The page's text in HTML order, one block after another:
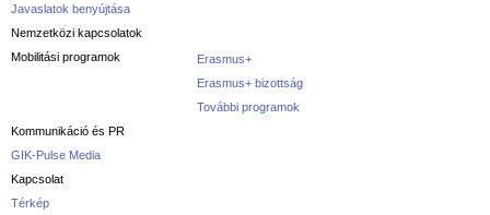
Javaslatok benyújtása
Nemzetközi kapcsolatok
Mobilitási programok
Erasmus+
Erasmus+ bizottság
További programok
Kommunikáció és PR
GIK-Pulse Media
Kapcsolat
Térkép